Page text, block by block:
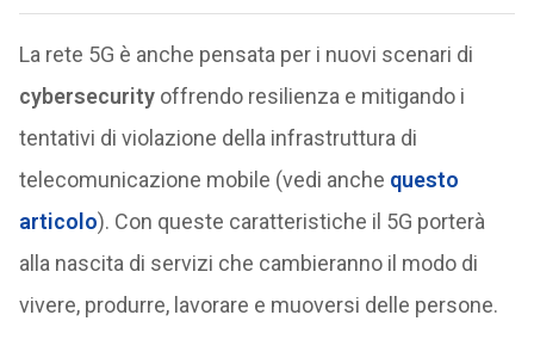
La rete 5G è anche pensata per i nuovi scenari di
cybersecurityoffrendo resilienza e mitigando i
tentativi di violazione della infrastruttura di
telecomunicazione mobile (vedi anche questo
articolo). Con queste caratteristiche il 5G porterà
alla nascita di servizi che cambieranno il modo di
vivere, produrre, lavorare e muoversi delle persone.